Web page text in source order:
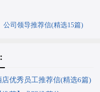
公司领导推荐信(精选15篇)
店优秀员工推荐信(精选6篇)